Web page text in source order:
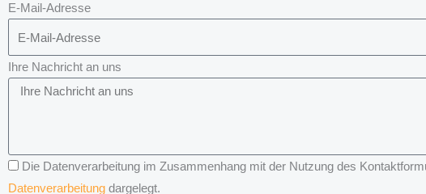
E-Mail-Adresse
Ihre Nachricht an uns
Die Datenverarbeitung im Zusammenhang mit der Nutzung des
Datenverarbeitung dargelegt.